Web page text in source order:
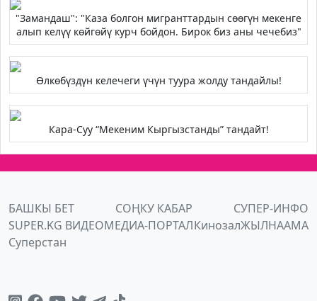
"Замандаш": "Каза болгон мигранттардын сөөгүн мекенге
алып келүү көйгөйү курч бойдон. Бирок биз аны чечебиз"
Өлкөбүздүн келечеги үчүн туура жолду тандайлы!
Кара-Суу “Мекеним Кыргызстанды” тандайт!
БАШКЫ БЕТ СОҢКУ КАБАР
СУПЕР-ИНФО
SUPER.KG ВИДЕОМЕДИА-ПОРТАЛКинозалЖЫЛНААМА
Суперстан